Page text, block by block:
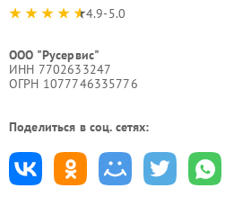
4.9-5.0
ООО "Русервис"
ИНН 7702633247
ОГРН 1077746335776
Поделиться в соц. сетях: